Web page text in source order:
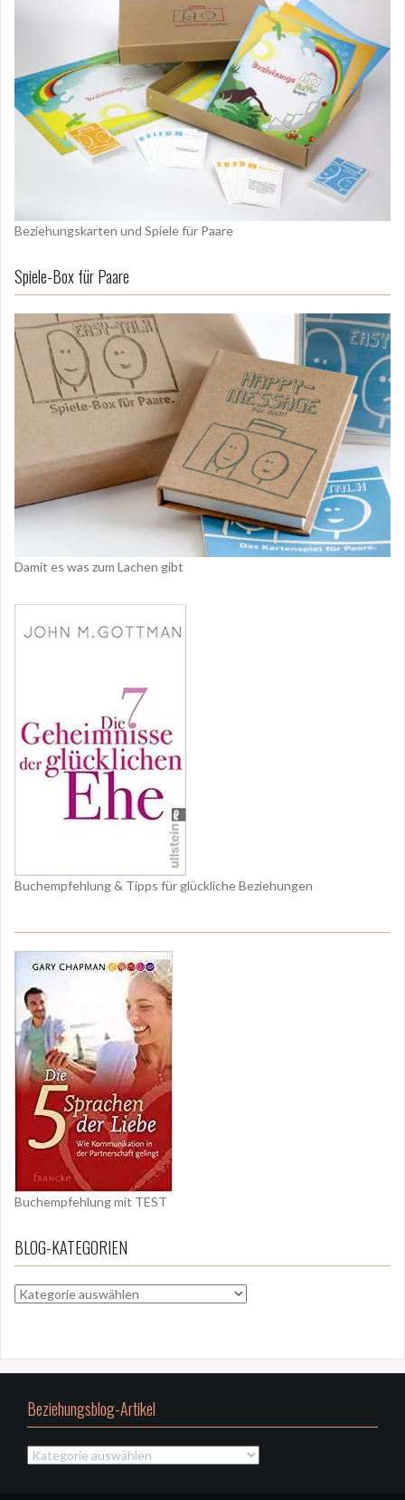
Beziehungskarten und Spiele für Paare
Spiele-Box für Paare
Damit es was zum Lachen gibt
Buchempfehlung & Tipps für glückliche Beziehungen
Buchempfehlung mit TEST
BLOG-KATEGORIEN
BLOG-
Beziehungsblog-Artikel
Beziehungsblog-